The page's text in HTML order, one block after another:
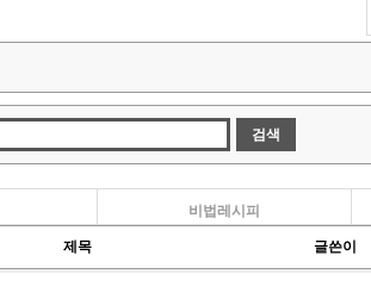
비법레시피
제목 글쓴이